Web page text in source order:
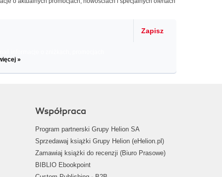
Zapisz
»
Współpraca
Program partnerski Grupy Helion SA
Sprzedawaj książki Grupy Helion (eHelion.pl)
Zamawiaj książki do recenzji (Biuro Prasowe)
BIBLIO Ebookpoint